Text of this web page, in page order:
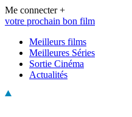
Me connecter +
votre prochain bon film
Meilleurs films
Meilleures Séries
Sortie Cinéma
Actualités